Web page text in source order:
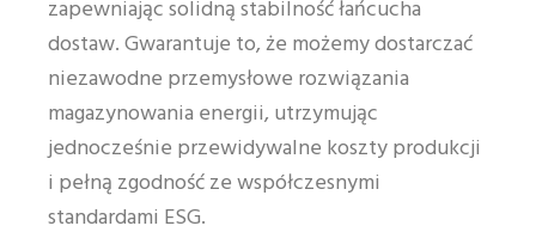
zapewniając solidną stabilność łańcucha
dostaw. Gwarantuje to, że możemy dostarczać
niezawodne przemysłowe rozwiązania
magazynowania energii, utrzymując
jednocześnie przewidywalne koszty produkcji
i pełną zgodność ze współczesnymi
standardami ESG.